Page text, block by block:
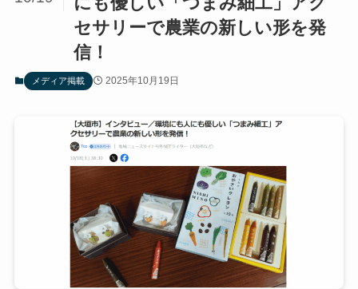
セサリーで農業の新しい形を発
信！
メディア掲載 2025年10月19日